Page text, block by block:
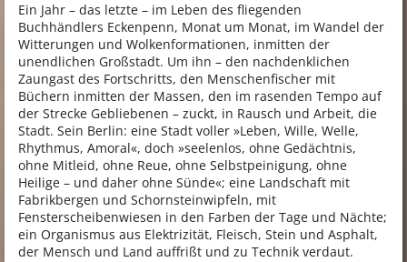
Ein Jahr – das letzte – im Leben des fliegenden
Buchhändlers Eckenpenn, Monat um Monat, im Wandel der
Witterungen und Wolkenformationen, inmitten der
unendlichen Großstadt. Um ihn – den nachdenklichen
Zaungast des Fortschritts, den Menschenfischer mit
Büchern inmitten der Massen, den im rasenden Tempo auf
der Strecke Gebliebenen – zuckt, in Rausch und Arbeit, die
Stadt. Sein Berlin: eine Stadt voller »Leben, Wille, Welle,
Rhythmus, Amoral«, doch »seelenlos, ohne Gedächtnis,
ohne Mitleid, ohne Reue, ohne Selbstpeinigung, ohne
Heilige – und daher ohne Sünde«; eine Landschaft mit
Fabrikbergen und Schornsteinwipfeln, mit
Fensterscheibenwiesen in den Farben der Tage und Nächte;
ein Organismus aus Elektrizität, Fleisch, Stein und Asphalt,
der Mensch und Land auffrißt und zu Technik verdaut.